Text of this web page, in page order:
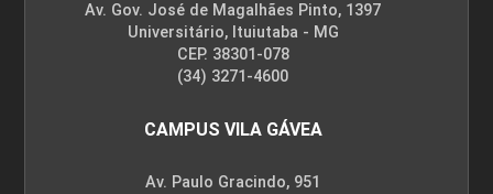
Av. Gov. José de Magalhães Pinto, 1397
Universitário, Ituiutaba - MG
CEP. 38301-078
(34) 3271-4600
CAMPUS VILA GÁVEA
Av. Paulo Gracindo, 951